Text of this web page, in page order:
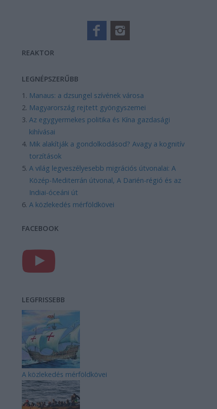
REAKTOR
LEGNÉPSZERŰBB
Manaus: a dzsungel szívének városa
Magyarország rejtett gyöngyszemei
Az egygyermekes politika és Kína gazdasági
kihívásai
Mik alakítják a gondolkodásod? Avagy a kognitív
torzítások
A világ legveszélyesebb migrációs útvonalai: A
Közép-Mediterrán útvonal, A Darién-régió és az
Indiai-óceáni út
A közlekedés mérföldkövei
FACEBOOK
LEGFRISSEBB
A közlekedés mérföldkövei